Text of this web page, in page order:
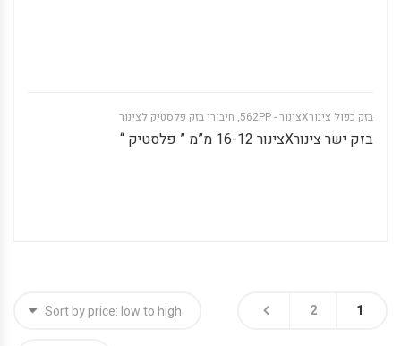
בזק כפול צינורXצינור - 562PP , חיבורי בזק פלסטיק לצינור
בזק ישר צינורXצינור 16-12 מ”מ ” פלסטיק “
1
2